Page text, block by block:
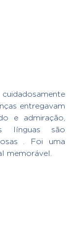
entregavam
e admiração,
línguas são
. Foi uma
memorável.